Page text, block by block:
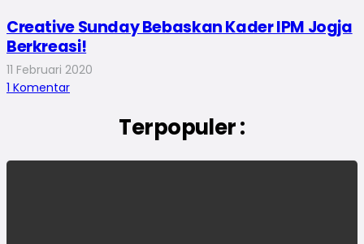
Creative Sunday Bebaskan Kader IPM Jogja
Berkreasi!
11 Februari 2020
1 Komentar
Terpopuler :